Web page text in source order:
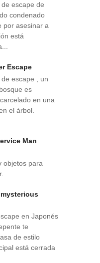
escape de
condenado
por asesinar a
está
Escape
escape , un
es
en una
el árbol.
Man
objetos para
en Japonés
te
de estilo
está cerrada